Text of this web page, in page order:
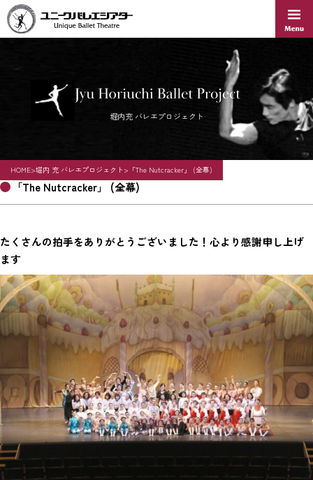
堀内充 バレエプロジェクト
HOME>堀内 充 バレエプロジェクト > 「The Nutcracker」 (全幕)
「The Nutcracker」 (全幕)
たくさんの拍手をありがとうございました！心より感謝申し上げ
ます